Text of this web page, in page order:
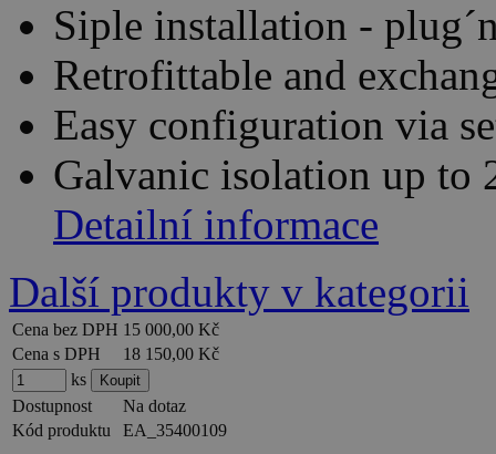
Siple installation -
Retrofittable and
Easy configuration via
Galvanic isolation up to
Detailní informace
Další produkty v kategorii
Cena bez DPH 15 000,00 Kč
Cena s DPH
18 150,00 Kč
ks
Dostupnost
Na dotaz
Kód produktu
EA_35400109